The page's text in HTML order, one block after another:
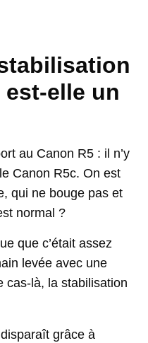
est-elle un
au Canon R5 : il n’y
Canon R5c. On est
qui ne bouge pas et
normal ?
que c’était assez
levée avec une
cas-là, la stabilisation
disparaît grâce à